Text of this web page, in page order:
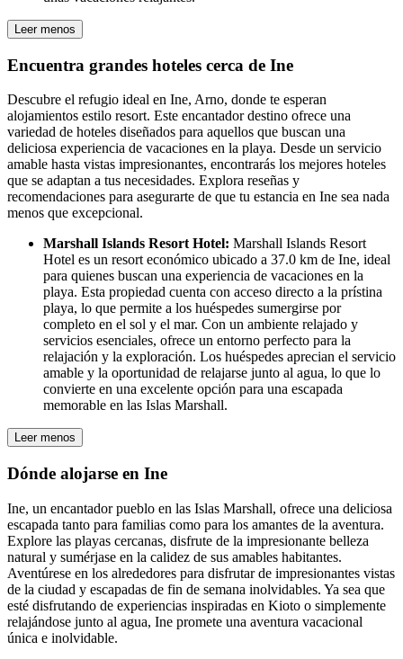
Leer menos
Encuentra grandes hoteles cerca de Ine
Descubre el refugio ideal en Ine, Arno, donde te esperan
alojamientos estilo resort. Este encantador destino ofrece una
variedad de hoteles diseñados para aquellos que buscan una
deliciosa experiencia de vacaciones en la playa. Desde un servicio
amable hasta vistas impresionantes, encontrarás los mejores hoteles
que se adaptan a tus necesidades. Explora reseñas y
recomendaciones para asegurarte de que tu estancia en Ine sea nada
menos que excepcional.
Marshall Islands Resort Hotel: Marshall Islands Resort
Hotel es un resort económico ubicado a 37.0 km de Ine, ideal
para quienes buscan una experiencia de vacaciones en la
playa. Esta propiedad cuenta con acceso directo a la prístina
playa, lo que permite a los huéspedes sumergirse por
completo en el sol y el mar. Con un ambiente relajado y
servicios esenciales, ofrece un entorno perfecto para la
relajación y la exploración. Los huéspedes aprecian el servicio
amable y la oportunidad de relajarse junto al agua, lo que lo
convierte en una excelente opción para una escapada
memorable en las Islas Marshall.
Leer menos
Dónde alojarse en Ine
Ine, un encantador pueblo en las Islas Marshall, ofrece una deliciosa
escapada tanto para familias como para los amantes de la aventura.
Explore las playas cercanas, disfrute de la impresionante belleza
natural y sumérjase en la calidez de sus amables habitantes.
Aventúrese en los alrededores para disfrutar de impresionantes vistas
de la ciudad y escapadas de fin de semana inolvidables. Ya sea que
esté disfrutando de experiencias inspiradas en Kioto o simplemente
relajándose junto al agua, Ine promete una aventura vacacional
única e inolvidable.